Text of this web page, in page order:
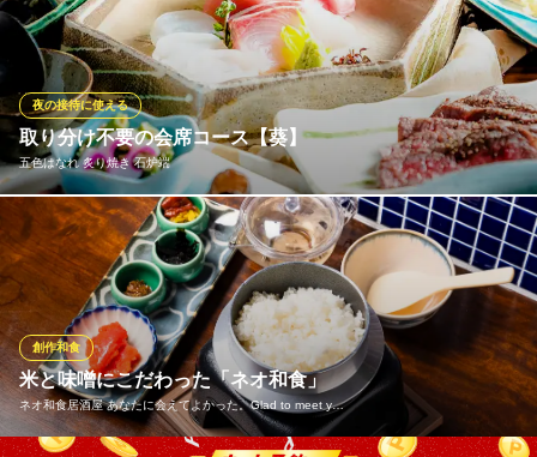
東京都立川市栄町3-13-7
の寿司を提供。熟練の職人が丁寧に仕上げる逸品は、濃厚な赤身
ととろける大トロの絶妙なバランス。上質な空間で、本物の味を
堪能。がんこで至福のひとときをお過ごしください。
寿司・和食 がんこ 立川店
和食 お祝い 歓送迎会
ＪＲ立川駅北口 徒歩2分
東京都立川市曙町2-4-5 CROESUS TACHIKAWA 8F
取り分け不要の会席コース【葵】
五色はなれ 炙り焼き 石炉端
夜の接待に使える
黒毛和牛ランプ肉の炭火焼と板前の握る寿司が楽しめる本格会席
コース。その他、季節食材を用いた和食料理も多数お楽しみいた
だけます。料理のみ【5,500円】
※こちらは夜のみのこだわりです。
五色はなれ 炙り焼き 石炉端
居酒屋/和食/完全個室
ＪＲ中央線立川駅北口 徒歩4分
東京都立川市曙町2-15-20 三多摩労働会館B1
米と味噌にこだわった「ネオ和食」
ネオ和食居酒屋 あなたに会えてよかった。Glad to meet y…
創作和食